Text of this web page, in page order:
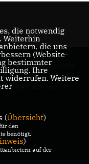
Der Abgeordnete des
Pankower Wahlkreis
6 stellt sich vor.
KONTAKT
die notwendig
Weiterhin
die uns
(Website-
bestimmter
Ihre
widerrufen. Weitere
(Übersicht)
den
benötigt.
)
auf der